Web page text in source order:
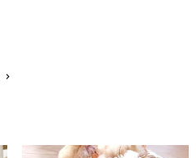
chevron_right